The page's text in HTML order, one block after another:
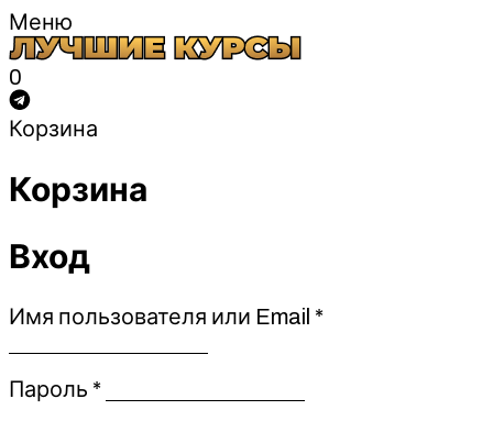
Меню
0
Корзина
Корзина
Вход
Имя пользователя или Email *Обязательно
Пароль *Обязательно